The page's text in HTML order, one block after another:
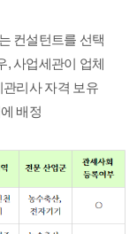
컨설턴트를 선택
, 사업세관이 업체
관리사 자격 보유
배정